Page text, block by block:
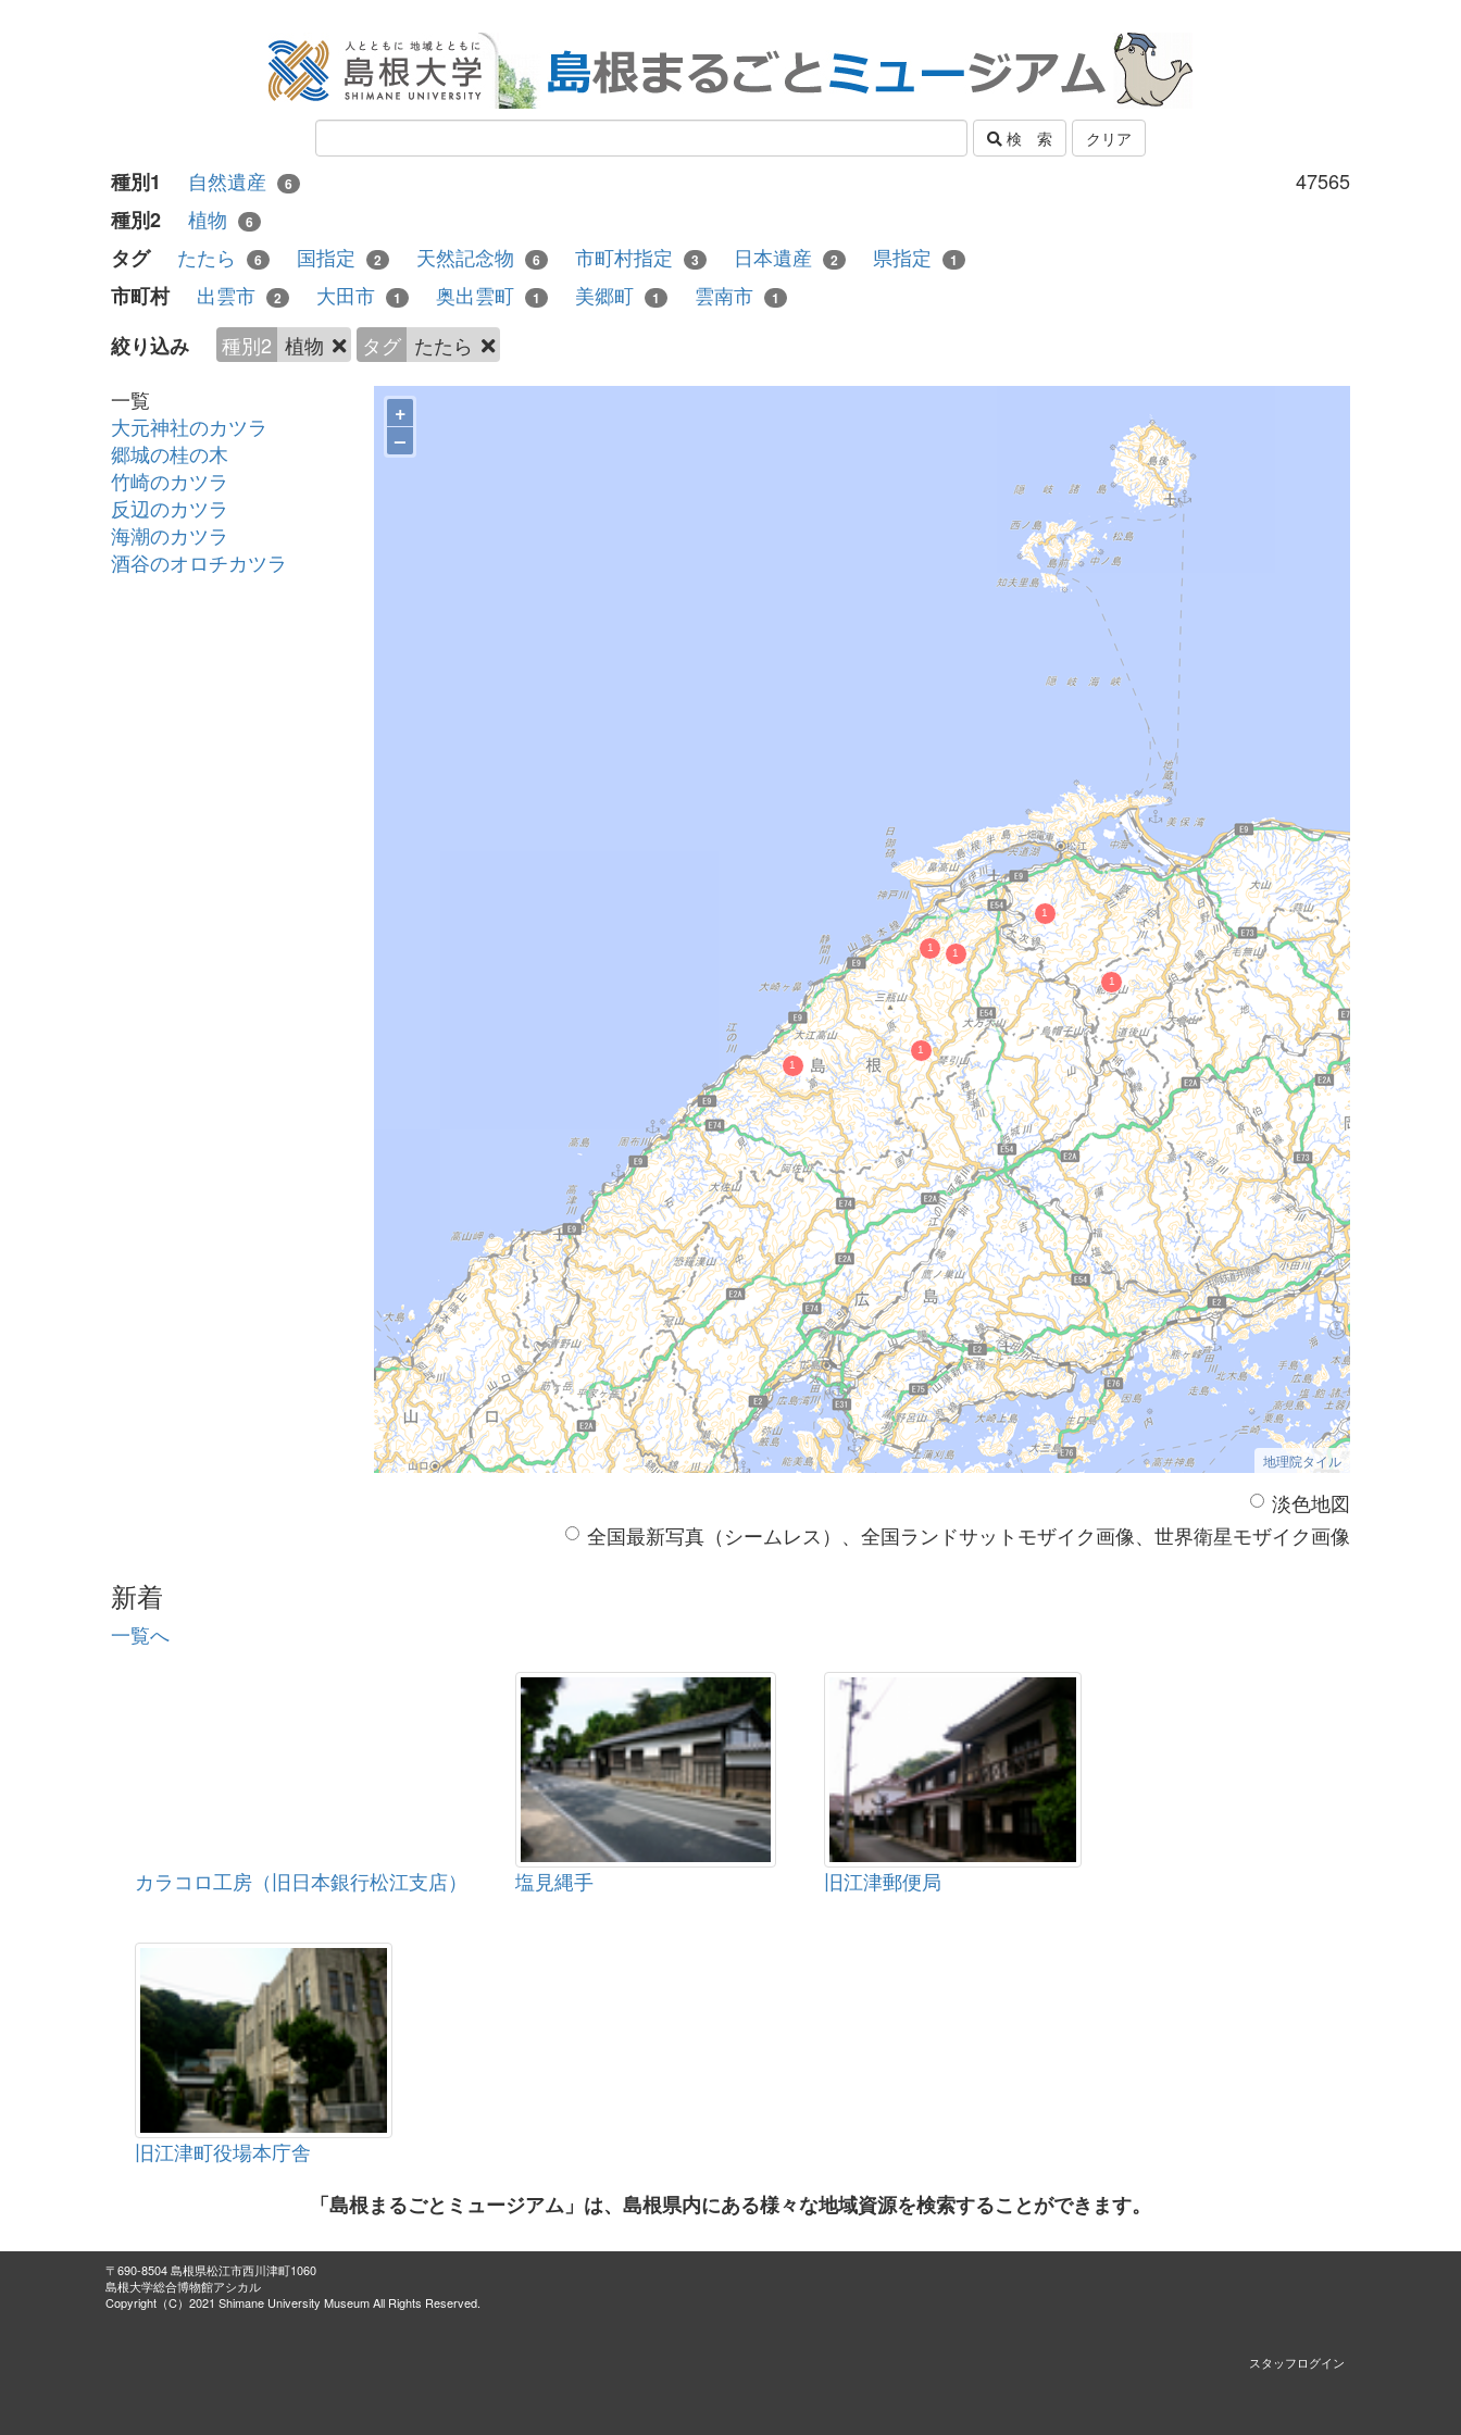
検 索 クリア
47565
種別1 自然遺産 6
種別2 植物 6
タグ たたら 6 国指定 2 天然記念物 6 市町村指定 3 日本遺産 2 県指定 1
市町村 出雲市 2 大田市 1 奥出雲町 1 美郷町 1 雲南市 1
絞り込み 種別2 植物 タグ たたら
一覧
大元神社のカツラ
郷城の桂の木
竹崎のカツラ
反辺のカツラ
海潮のカツラ
酒谷のオロチカツラ
+
–
地理院タイル
淡色地図
全国最新写真（シームレス）、全国ランドサットモザイク画像、世界衛星モザイク画像
新着
一覧へ
カラコロ工房（旧日本銀行松江支店） 塩見縄手 旧江津郵便局
旧江津町役場本庁舎
「島根まるごとミュージアム」は、島根県内にある様々な地域資源を検索することができます。
〒690-8504 島根県松江市西川津町1060
島根大学総合博物館アシカル
Copyright（C）2021 Shimane University Museum All Rights Reserved.
スタッフログイン